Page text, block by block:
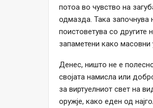
потоа во чувство на
одмазда. Така започнува
поистоветува со другите
запаметени како масовни
Денес, ништо не е
својата намисла или
за виртуелниот свет на
оружје, како еден од